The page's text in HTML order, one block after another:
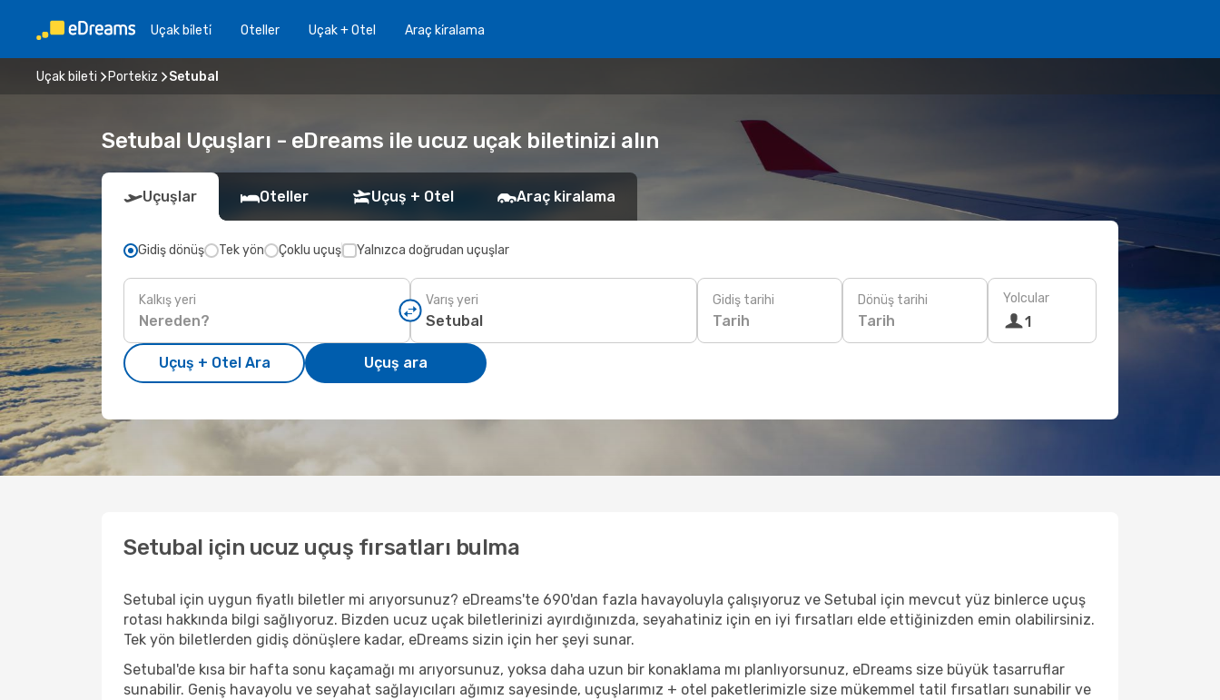
Uçak bi̇leti̇ Oteller Uçak + Otel Araç ki̇ralama
Uçak bileti Portekiz Setubal
Setubal Uçuşları - eDreams ile ucuz uçak biletinizi alın
Uçuşlar Oteller Uçuş + Otel Araç kiralama
Gidiş dönüş Tek yön Çoklu uçuş Yalnızca doğrudan uçuşlar
Kalkış yeri Varış yeri Gidiş tarihi
Tarih
Dönüş tarihi
Tarih
Yolcular
1
Uçuş + Otel Ara Uçuş ara
Setubal için ucuz uçuş fırsatları bulma
Setubal için uygun fiyatlı biletler mi arıyorsunuz? eDreams'te 690'dan fazla havayoluyla çalışıyoruz ve Setubal için mevcut yüz binlerce uçuş
rotası hakkında bilgi sağlıyoruz. Bizden ucuz uçak biletlerinizi ayırdığınızda, seyahatiniz için en iyi fırsatları elde ettiğinizden emin olabilirsiniz.
Tek yön biletlerden gidiş dönüşlere kadar, eDreams sizin için her şeyi sunar.
Setubal'de kısa bir hafta sonu kaçamağı mı arıyorsunuz, yoksa daha uzun bir konaklama mı planlıyorsunuz, eDreams size büyük tasarruflar
sunabilir. Geniş havayolu ve seyahat sağlayıcıları ağımız sayesinde, uçuşlarımız + otel paketlerimizle size mükemmel tatil fırsatları sunabilir ve